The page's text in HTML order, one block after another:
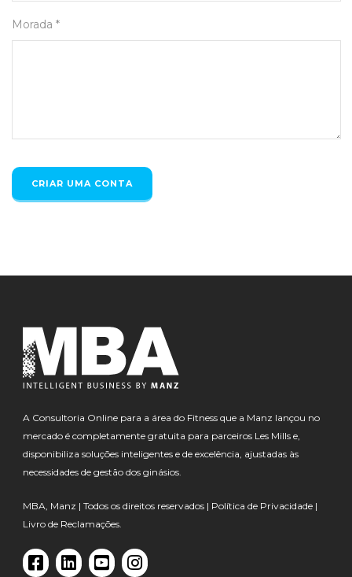
Morada *
A Consultoria Online para a área do Fitness que a Manz lançou no
mercado é completamente gratuita para parceiros Les Mills e,
disponibiliza soluções inteligentes e de excelência, ajustadas às
necessidades de gestão dos ginásios.
MBA, Manz | Todos os direitos reservados | Política de Privacidade |
Livro de Reclamações.